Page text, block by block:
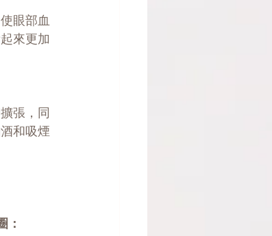
眼部血
來更加
張，同
和吸煙
：